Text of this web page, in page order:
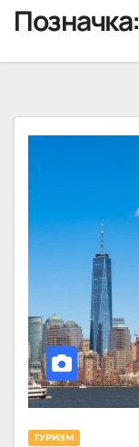
Позначка:
ТУРИЗМ